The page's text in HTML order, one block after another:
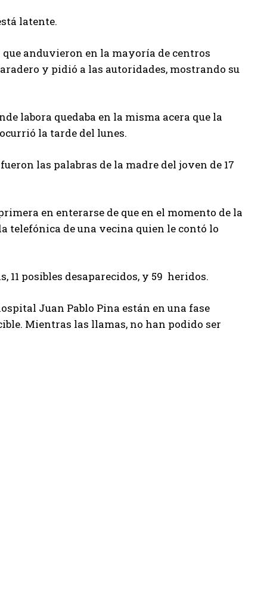
latente.
anduvieron en la mayoría de centros
y pidió a las autoridades, mostrando su
labora quedaba en la misma acera que la
la tarde del lunes.
las palabras de la madre del joven de 17
en enterarse de que en el momento de la
telefónica de una vecina quien le contó lo
11 posibles desaparecidos, y 59 heridos.
Juan Pablo Pina están en una fase
Mientras las llamas, no han podido ser